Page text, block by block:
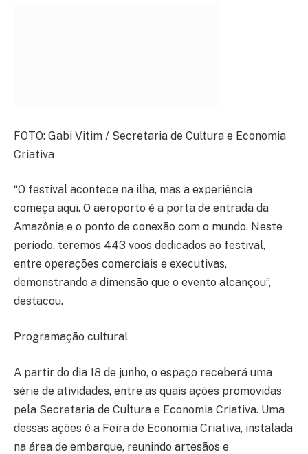
FOTO: Gabi Vitim / Secretaria de Cultura e Economia
Criativa
“O festival acontece na ilha, mas a experiência
começa aqui. O aeroporto é a porta de entrada da
Amazônia e o ponto de conexão com o mundo. Neste
período, teremos 443 voos dedicados ao festival,
entre operações comerciais e executivas,
demonstrando a dimensão que o evento alcançou”,
destacou.
Programação cultural
A partir do dia 18 de junho, o espaço receberá uma
série de atividades, entre as quais ações promovidas
pela Secretaria de Cultura e Economia Criativa. Uma
dessas ações é a Feira de Economia Criativa, instalada
na área de embarque, reunindo artesãos e